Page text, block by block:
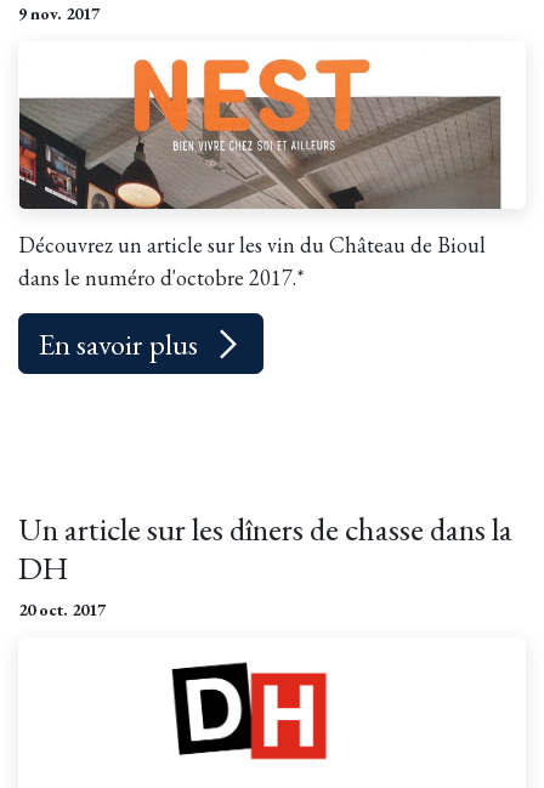
9 nov. 2017
Découvrez un article sur les vin du Château de Bioul
dans le numéro d'octobre 2017.*
En savoir plus
Un article sur les dîners de chasse dans la
DH
20 oct. 2017